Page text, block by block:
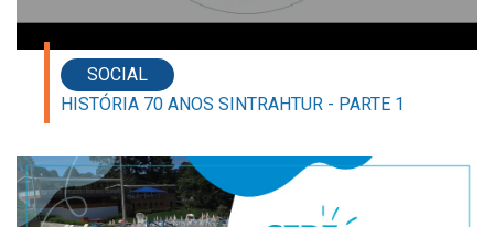
SOCIAL
HISTÓRIA 70 ANOS SINTRAHTUR - PARTE 1